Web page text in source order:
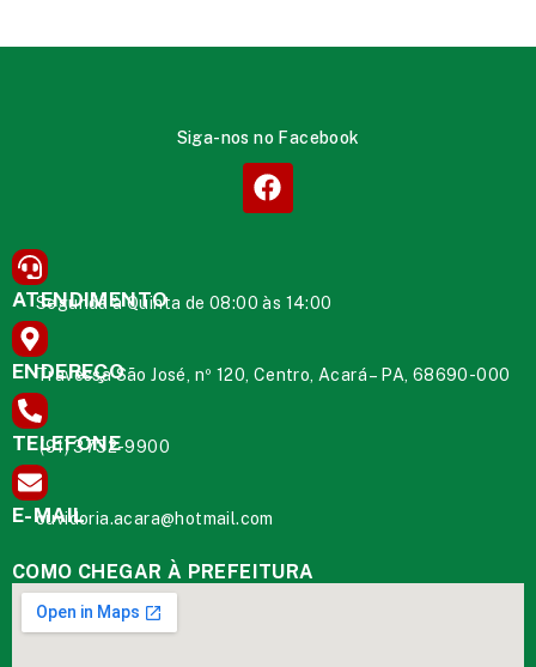
Siga-nos no Facebook
ATENDIMENTO
Segunda à Quinta de 08:00 às 14:00
ENDEREÇO
Travessa São José, nº 120, Centro, Acará – PA, 68690-000
TELEFONE
(91) 3732-9900
E-MAIL
ouvidoria.acara@hotmail.com
COMO CHEGAR À PREFEITURA